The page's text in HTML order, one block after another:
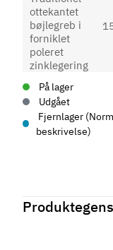
På lager
Udgået
Fjernlager
beskrivelse)